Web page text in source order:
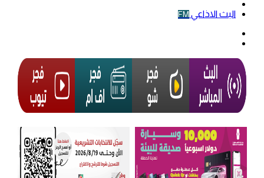
البث الاذاعي FM